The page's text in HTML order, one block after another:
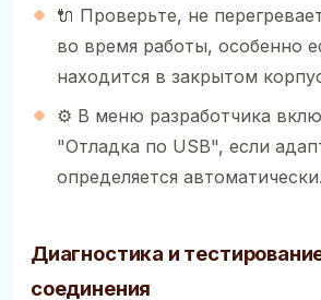
🔌 Проверьте, не
во время работы, особенно
находится в закрытом
⚙️ В меню разработчика
"Отладка по USB", если
определяется автоматически.
Диагностика и
соединения